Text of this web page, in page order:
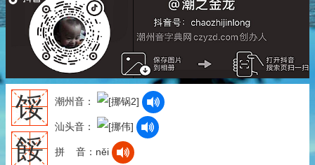
馁
餒
潮州音：
汕头音：
拼 音：něi